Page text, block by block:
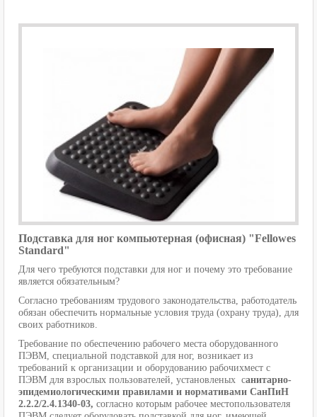
Подставка для ног компьютерная (офисная) "Fellowes
Standard"
Для чего требуются подставки для ног и почему это требование
является обязательным?
Согласно требованиям трудового законодательства, работодатель
обязан обеспечить нормальные условия труда (охрану труда), для
своих работников.
Требование по обеспечению рабочего места оборудованного
ПЭВМ, специальной подставкой для ног, возникает из
требований к организации и оборудованию рабочихмест с
ПЭВМ для взрослых пользователей, установленых санитарно-
эпидемиологическими правилами и нормативами СанПиН
2.2.2/2.4.1340-03, согласно которым рабочее местопользователя